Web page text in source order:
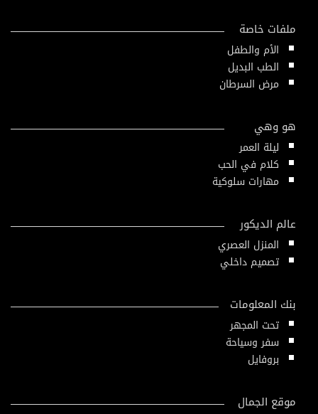
ملفات خاصة
الأم والطفل
الطب البديل
مرض السرطان
هو وهي
ليلة العمر
كلام في الحب
مهارات سلوكية
عالم الديكور
المنزل العصري
تصميم داخلي
بنك المعلومات
تحت المجهر
سفر وسياحة
بروفايل
موقع الجمال